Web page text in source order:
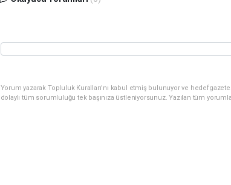
Yorum yazarak Topluluk Kuralları’nı kabul etmiş bulunuyor ve
dolaylı tüm sorumluluğu tek başınıza üstleniyorsunuz. Yazılan tüm